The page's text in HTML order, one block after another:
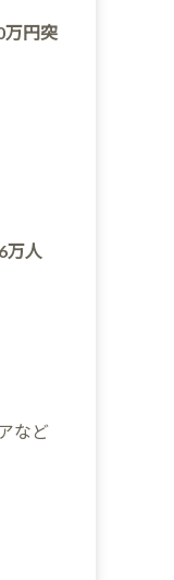
万円突
万人
など